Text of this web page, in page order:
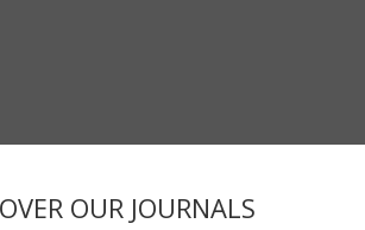
OUR JOURNALS